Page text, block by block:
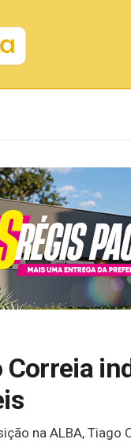
Correia
na ALBA, Tiago